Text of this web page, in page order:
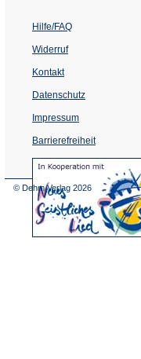
Hilfe/FAQ
Widerruf
Kontakt
Datenschutz
Impressum
Barrierefreiheit
© Dehm Verlag 2026